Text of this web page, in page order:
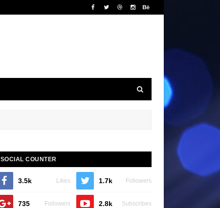
SOCIAL COUNTER
3.5k Likes 1.7k Followers
735 Followers 2.8k Subscribes